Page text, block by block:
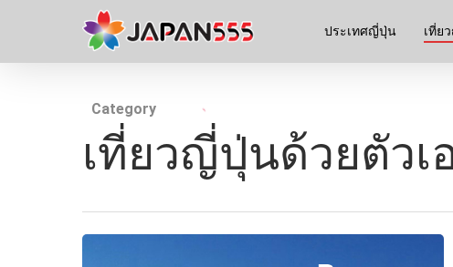
ประเทศญี่ปุ่น เที่ย
Category
เที่ยวญี่ปุ่นด้วยตัวเ